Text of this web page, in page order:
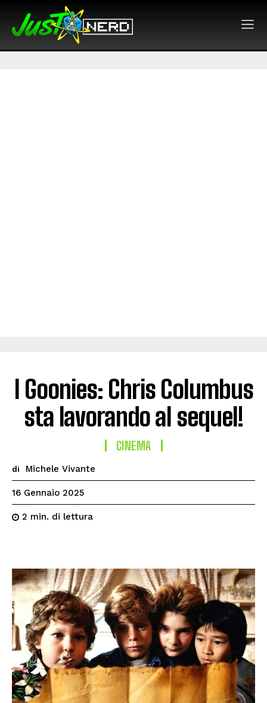
I Goonies: Chris Columbus
sta lavorando al sequel!
CINEMA
di Michele Vivante
16 Gennaio 2025
2 min. di lettura